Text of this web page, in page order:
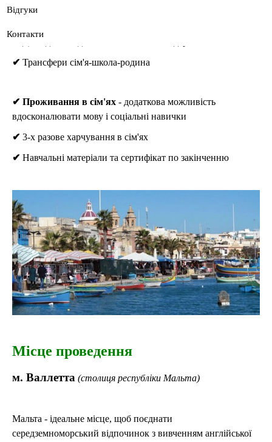
Відгуки
Контакти
✔ Трансфери сім'я-школа-родина
✔ Проживання в сім'ях - додаткова можливість
вдосконалювати мову і соціальні навички
✔ 3-х разове харчування в сім'ях
✔ Навчальні матеріали та сертифікат по закінченню
Місце проведення
м. Валлетта (столиця республіки Мальта)
Мальта - ідеальне місце, щоб поєднати
середземноморський відпочинок з вивченням англійської